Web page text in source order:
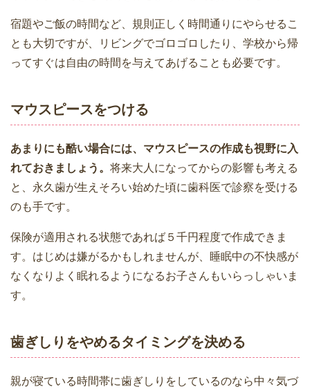
宿題やご飯の時間など、規則正しく時間通りにやらせるこ
とも大切ですが、リビングでゴロゴロしたり、学校から帰
ってすぐは自由の時間を与えてあげることも必要です。
マウスピースをつける
あまりにも酷い場合には、マウスピースの作成も視野に入
れておきましょう。 将来大人になってからの影響も考える
と、永久歯が生えそろい始めた頃に歯科医で診察を受ける
のも手です。
保険が適用される状態であれば５千円程度で作成できま
す。はじめは嫌がるかもしれませんが、睡眠中の不快感が
なくなりよく眠れるようになるお子さんもいらっしゃいま
す。
歯ぎしりをやめるタイミングを決める
親が寝ている時間帯に歯ぎしりをしているのなら中々気づ